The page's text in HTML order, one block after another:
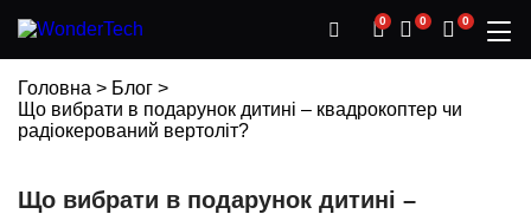
0 0 0
Головна > Блог >
Що вибрати в подарунок дитині – квадрокоптер чи
радіокерований вертоліт?
Що вибрати в подарунок дитині –